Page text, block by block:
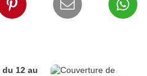
du 12 au